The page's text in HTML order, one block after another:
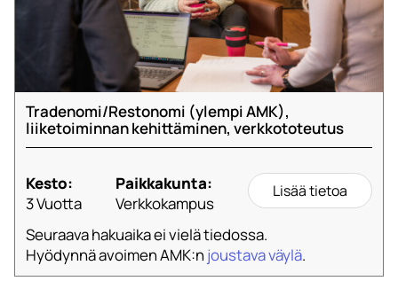
Tradenomi/Restonomi (ylempi AMK),
liiketoiminnan kehittäminen, verkkototeutus
Kesto:
3 Vuotta
Paikkakunta:
Verkkokampus
Lisää tietoa
Seuraava hakuaika ei vielä tiedossa.
Hyödynnä avoimen AMK:n joustava väylä.